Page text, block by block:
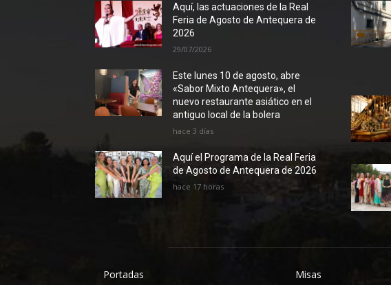
Aquí, las actuaciones de la Real
Feria de Agosto de Antequera de
2026
29/07/2026
Este lunes 10 de agosto, abre
«Sabor Mixto Antequera», el
nuevo restaurante asiático en el
antiguo local de la bolera
hace 3 días
Aquí el Programa de la Real Feria
de Agosto de Antequera de 2026
hace 17 horas
Portadas Misas